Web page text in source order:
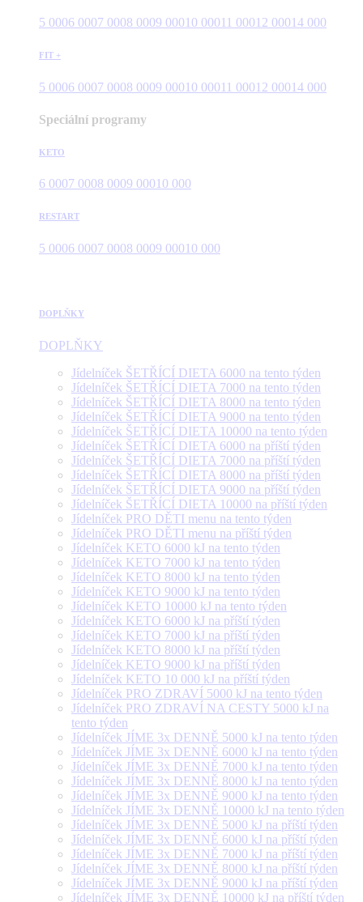
5 0006 0007 0008 0009 00010 00011 00012 00014 000
FIT +
5 0006 0007 0008 0009 00010 00011 00012 00014 000
Speciální programy
KETO
6 0007 0008 0009 00010 000
RESTART
5 0006 0007 0008 0009 00010 000
DOPLŇKY
DOPLŇKY
Jídelníček ŠETŘÍCÍ DIETA 6000 na tento týden
Jídelníček ŠETŘÍCÍ DIETA 7000 na tento týden
Jídelníček ŠETŘÍCÍ DIETA 8000 na tento týden
Jídelníček ŠETŘÍCÍ DIETA 9000 na tento týden
Jídelníček ŠETŘÍCÍ DIETA 10000 na tento týden
Jídelníček ŠETŘÍCÍ DIETA 6000 na příští týden
Jídelníček ŠETŘÍCÍ DIETA 7000 na příští týden
Jídelníček ŠETŘÍCÍ DIETA 8000 na příští týden
Jídelníček ŠETŘÍCÍ DIETA 9000 na příští týden
Jídelníček ŠETŘÍCÍ DIETA 10000 na příští týden
Jídelníček PRO DĚTI menu na tento týden
Jídelníček PRO DĚTI menu na příští týden
Jídelníček KETO 6000 kJ na tento týden
Jídelníček KETO 7000 kJ na tento týden
Jídelníček KETO 8000 kJ na tento týden
Jídelníček KETO 9000 kJ na tento týden
Jídelníček KETO 10000 kJ na tento týden
Jídelníček KETO 6000 kJ na příští týden
Jídelníček KETO 7000 kJ na příští týden
Jídelníček KETO 8000 kJ na příští týden
Jídelníček KETO 9000 kJ na příští týden
Jídelníček KETO 10 000 kJ na příští týden
Jídelníček PRO ZDRAVÍ 5000 kJ na tento týden
Jídelníček PRO ZDRAVÍ NA CESTY 5000 kJ na
tento týden
Jídelníček JÍME 3x DENNĚ 5000 kJ na tento týden
Jídelníček JÍME 3x DENNĚ 6000 kJ na tento týden
Jídelníček JÍME 3x DENNĚ 7000 kJ na tento týden
Jídelníček JÍME 3x DENNĚ 8000 kJ na tento týden
Jídelníček JÍME 3x DENNĚ 9000 kJ na tento týden
Jídelníček JÍME 3x DENNĚ 10000 kJ na tento týden
Jídelníček JÍME 3x DENNĚ 5000 kJ na příští týden
Jídelníček JÍME 3x DENNĚ 6000 kJ na příští týden
Jídelníček JÍME 3x DENNĚ 7000 kJ na příští týden
Jídelníček JÍME 3x DENNĚ 8000 kJ na příští týden
Jídelníček JÍME 3x DENNĚ 9000 kJ na příští týden
Jídelníček JÍME 3x DENNĚ 10000 kJ na příští týden